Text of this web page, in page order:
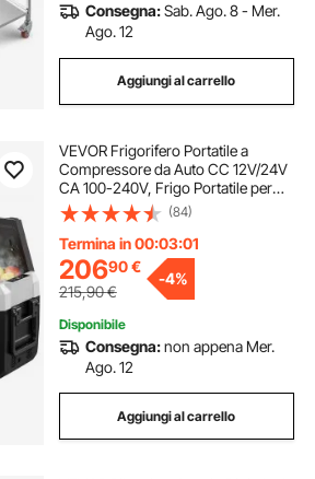
Consegna:Sab. Ago. 8 - Mer.
Ago. 12
Aggiungi al carrello
VEVOR Frigorifero Portatile a
Compressore da Auto CC 12V/24V
CA 100-240V, Frigo Portatile per
Campeggio Viaggio Pesca
Capienza 35 Litri Contenitore -20 a
20 °C Doppia Zona con Ruote
Controllo APP
(84)
Termina in 00:02:59
20690€
215,90€
-4%
Disponibile
Consegna:non appena Mer.
Ago. 12
Aggiungi al carrello